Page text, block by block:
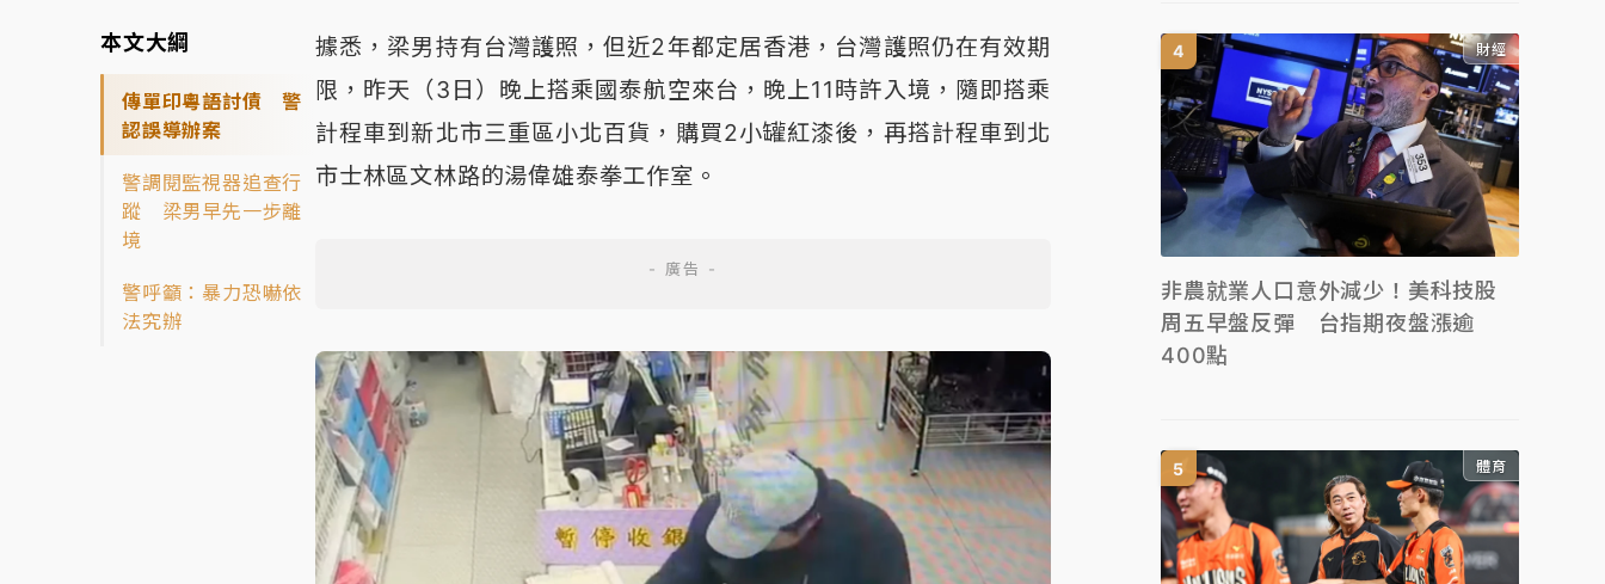
本文大綱
傳單印粵語討債 警
認誤導辦案
警調閱監視器追查行
蹤 梁男早先一步離
境
警呼籲：暴力恐嚇依
法究辦
據悉，梁男持有台灣護照，但近2年都定居香港，台灣護照仍在有效期
限，昨天（3日）晚上搭乘國泰航空來台，晚上11時許入境，隨即搭乘
計程車到新北市三重區小北百貨，購買2小罐紅漆後，再搭計程車到北
市士林區文林路的湯偉雄泰拳工作室。
財經
非農就業人口意外減少！美科技股
周五早盤反彈 台指期夜盤漲逾
400點
體育